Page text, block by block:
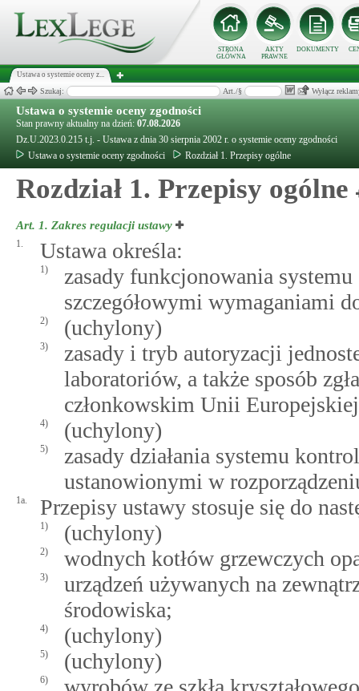
STRONA
GŁÓWNA
AKTY
PRAWNE
DOKUMENTY
Ustawa o systemie oceny z...
Szukaj: Art./§ Wyłącz
Ustawa o systemie oceny zgodności
Stan prawny aktualny na dzień: 07.08.2026
Dz.U.2023.0.215 t.j. - Ustawa z dnia 30 sierpnia 2002 r. o systemie oceny zgodności
Ustawa o systemie oceny zgodności
Rozdział 1. Przepisy ogólne
Rozdział 1. Przepisy ogólne
Art. 1. Zakres regulacji ustawy
1. Ustawa określa:
1)
zasady funkcjonowania
szczegółowymi wymaganiami
2) (uchylony)
3)
zasady i tryb autoryzacji
laboratoriów, a także sposób
członkowskim Unii
4) (uchylony)
5)
zasady działania systemu
ustanowionymi w
1a. Przepisy ustawy stosuje się do
1) (uchylony)
2) wodnych kotłów grzewczych
3)
urządzeń używanych na
środowiska;
4) (uchylony)
5) (uchylony)
6)